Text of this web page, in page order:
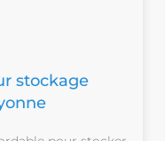
stockage